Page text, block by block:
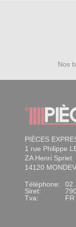
Nos
PIÈCES
1 rue Philippe
ZA Henri Spriet
14120
Téléphone:
02
Siret:
Tva: